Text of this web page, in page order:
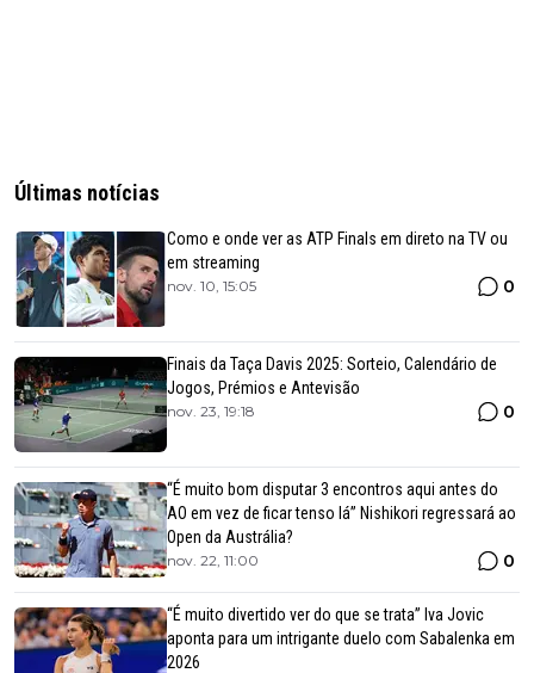
Últimas notícias
Como e onde ver as ATP Finals em direto na TV ou
em streaming
nov. 10, 15:05 0
Finais da Taça Davis 2025: Sorteio, Calendário de
Jogos, Prémios e Antevisão
nov. 23, 19:18 0
“É muito bom disputar 3 encontros aqui antes do
AO em vez de ficar tenso lá” Nishikori regressará ao
Open da Austrália?
nov. 22, 11:00 0
“É muito divertido ver do que se trata” Iva Jovic
aponta para um intrigante duelo com Sabalenka em
2026